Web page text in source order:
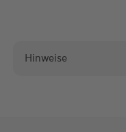
Hinweise